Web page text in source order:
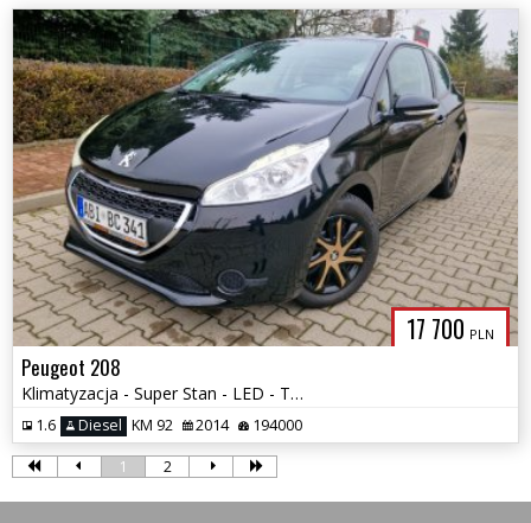
17 700 PLN
Peugeot 208
Klimatyzacja - Super Stan - LED - Tempomat
1.6 Diesel KM 92 2014 194000
1 2